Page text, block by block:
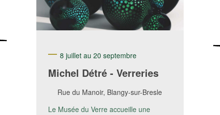
8 juillet au 20 septembre
Michel Détré - Verreries
Rue du Manoir, Blangy-sur-Bresle
Le Musée du Verre accueille une